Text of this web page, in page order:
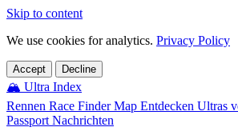
Skip to content
We use cookies for analytics. Privacy Policy
Accept Decline
🏔️ Ultra Index
Rennen Race FinderMap Entdecken Ultras
Passport Nachrichten